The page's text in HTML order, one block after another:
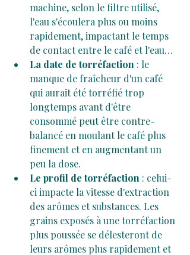
machine, selon le filtre utilisé,
l'eau s'écoulera plus ou moins
rapidement, impactant le temps
de contact entre le café et l'eau…
La date de torréfaction : le
manque de fraîcheur d'un café
qui aurait été torréfié trop
longtemps avant d'être
consommé peut être contre-
balancé en moulant le café plus
finement et en augmentant un
peu la dose.
Le profil de torréfaction : celui-
ci impacte la vitesse d'extraction
des arômes et substances. Les
grains exposés à une torréfaction
plus poussée se délesteront de
leurs arômes plus rapidement et